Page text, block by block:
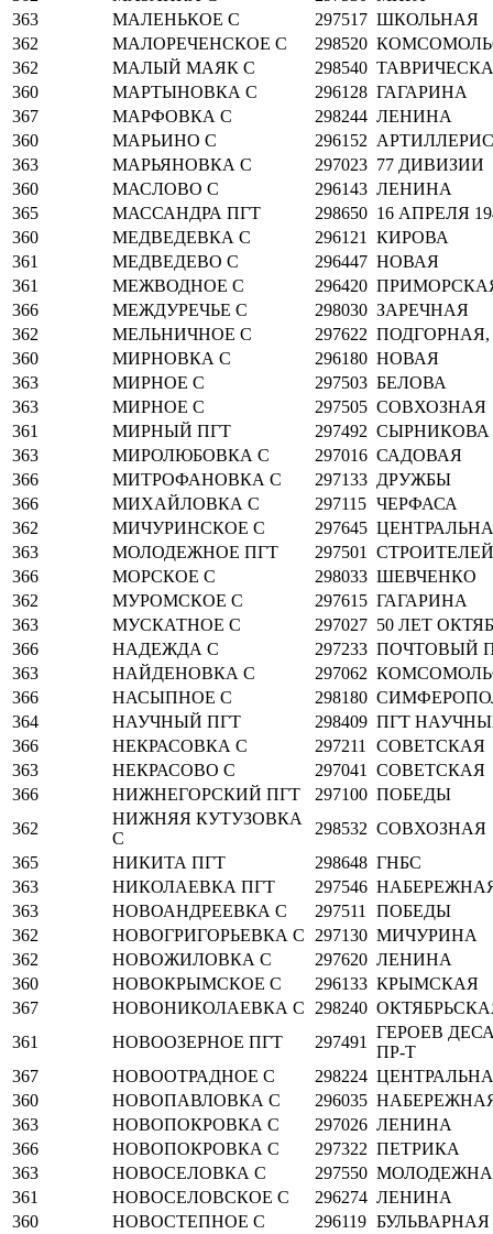
363
МАЛЕНЬКОЕ С 297517 ШКОЛЬНАЯ
362
МАЛОРЕЧЕНСКОЕ С 298520
362
МАЛЫЙ МАЯК С 298540
360
МАРТЫНОВКА С 296128 ГАГАРИНА
367
МАРФОВКА С 298244 ЛЕНИНА
360
МАРЬИНО С 296152
363
МАРЬЯНОВКА С 297023 77 ДИВИЗИИ
360
МАСЛОВО С 296143 ЛЕНИНА
365
МАССАНДРА ПГТ 298650 16 АПРЕЛЯ
360
МЕДВЕДЕВКА С 296121
КИРОВА
361
МЕДВЕДЕВО С 296447 НОВАЯ
361
МЕЖВОДНОЕ С 296420
366
МЕЖДУРЕЧЬЕ С 298030 ЗАРЕЧНАЯ
362
МЕЛЬНИЧНОЕ С 297622 ПОДГОРНАЯ,
360
МИРНОВКА С 296180 НОВАЯ
363
МИРНОЕ С 297503 БЕЛОВА
363
МИРНОЕ С 297505 СОВХОЗНАЯ
361
МИРНЫЙ ПГТ 297492 СЫРНИКОВА
363
МИРОЛЮБОВКА С 297016 САДОВАЯ
366
МИТРОФАНОВКА С 297133 ДРУЖБЫ
366
МИХАЙЛОВКА С 297115 ЧЕРФАСА
362
МИЧУРИНСКОЕ С 297645
363
МОЛОДЕЖНОЕ ПГТ 297501
СТРОИТЕЛЕЙ
366
МОРСКОЕ С 298033 ШЕВЧЕНКО
362
МУРОМСКОЕ С 297615 ГАГАРИНА
363
МУСКАТНОЕ С 297027 50 ЛЕТ
366
НАДЕЖДА С 297233 ПОЧТОВЫЙ
363
НАЙДЕНОВКА С 297062
366
НАСЫПНОЕ С 298180
364
НАУЧНЫЙ ПГТ 298409 ПГТ
366
НЕКРАСОВКА С 297211
СОВЕТСКАЯ
363
НЕКРАСОВО С 297041
СОВЕТСКАЯ
366
НИЖНЕГОРСКИЙ ПГТ 297100 ПОБЕДЫ
362
НИЖНЯЯ КУТУЗОВКА
С
298532 СОВХОЗНАЯ
365
НИКИТА ПГТ 298648 ГНБС
363
НИКОЛАЕВКА ПГТ 297546
363
НОВОАНДРЕЕВКА С 297511
ПОБЕДЫ
362
НОВОГРИГОРЬЕВКА С 297130 МИЧУРИНА
362
НОВОЖИЛОВКА С 297620 ЛЕНИНА
360
НОВОКРЫМСКОЕ С 296133 КРЫМСКАЯ
367
НОВОНИКОЛАЕВКА С 298240
361
НОВООЗЕРНОЕ ПГТ 297491
ГЕРОЕВ
ПР-Т
367
НОВООТРАДНОЕ С 298224
360
НОВОПАВЛОВКА С 296035
363
НОВОПОКРОВКА С 297026 ЛЕНИНА
366
НОВОПОКРОВКА С 297322 ПЕТРИКА
363
НОВОСЕЛОВКА С 297550
361
НОВОСЕЛОВСКОЕ С 296274 ЛЕНИНА
360
НОВОСТЕПНОЕ С 296119 БУЛЬВАРНАЯ